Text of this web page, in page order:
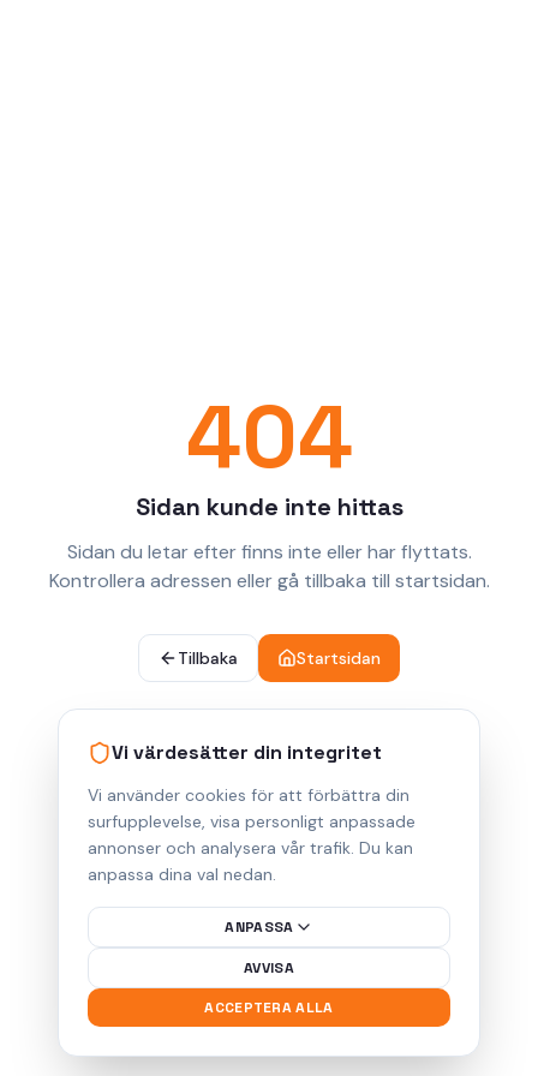
Vi värdesätter din integritet
Vi använder cookies för att förbättra din
surfupplevelse, visa personligt anpassade
annonser och analysera vår trafik. Du kan
anpassa dina val nedan.
ANPASSA
AVVISA
ACCEPTERA ALLA
404
Sidan kunde inte hittas
Sidan du letar efter finns inte eller har flyttats.
Kontrollera adressen eller gå tillbaka till startsidan.
Tillbaka Startsidan